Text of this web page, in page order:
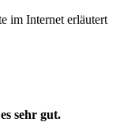
im Internet erläutert
sehr gut.